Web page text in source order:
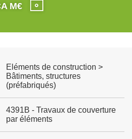
M€
Eléments de construction >
Bâtiments, structures
(préfabriqués)
4391B - Travaux de couverture
par éléments